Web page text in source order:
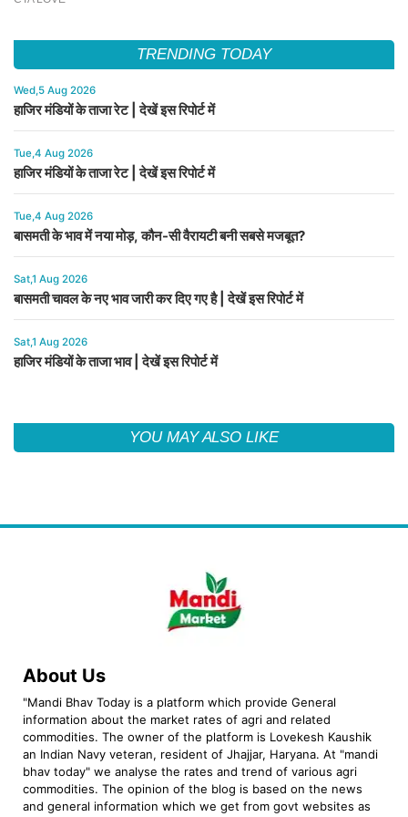
TRENDING TODAY
Wed,5 Aug 2026
हाजिर मंडियों के ताजा रेट | देखें इस रिपोर्ट में
Tue,4 Aug 2026
हाजिर मंडियों के ताजा रेट | देखें इस रिपोर्ट में
Tue,4 Aug 2026
बासमती के भाव में नया मोड़, कौन-सी वैरायटी बनी सबसे मजबूत?
Sat,1 Aug 2026
बासमती चावल के नए भाव जारी कर दिए गए है | देखें इस रिपोर्ट में
Sat,1 Aug 2026
हाजिर मंडियों के ताजा भाव | देखें इस रिपोर्ट में
YOU MAY ALSO LIKE
About Us
"Mandi Bhav Today is a platform which provide General
information about the market rates of agri and related
commodities. The owner of the platform is Lovekesh Kaushik
an Indian Navy veteran, resident of Jhajjar, Haryana. At "mandi
bhav today" we analyse the rates and trend of various agri
commodities. The opinion of the blog is based on the news
and general information which we get from govt websites as